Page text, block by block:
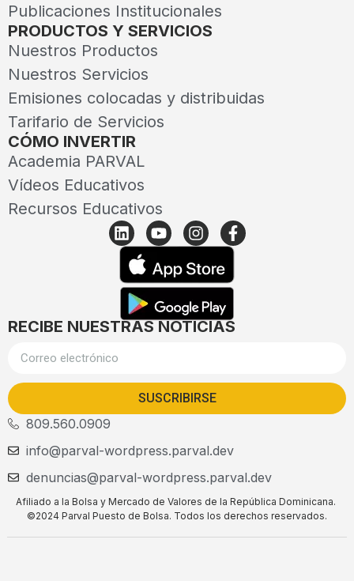
Publicaciones Institucionales
PRODUCTOS Y SERVICIOS
Nuestros Productos
Nuestros Servicios
Emisiones colocadas y distribuidas
Tarifario de Servicios
CÓMO INVERTIR
Academia PARVAL
Vídeos Educativos
Recursos Educativos
RECIBE NUESTRAS NOTICIAS
SUSCRIBIRSE
809.560.0909
info@parval-wordpress.parval.dev
denuncias@parval-wordpress.parval.dev
Afiliado a la Bolsa y Mercado de Valores de la República Dominicana.
©2024 Parval Puesto de Bolsa. Todos los derechos reservados.